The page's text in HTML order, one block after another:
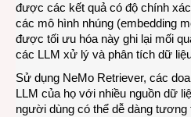
được các kết quả có độ chính
các mô hình nhúng (embedding
được tối ưu hóa này ghi lại mối
các LLM xử lý và phân tích dữ
Sử dụng NeMo Retriever, các
LLM của họ với nhiều nguồn dữ
người dùng có thể dễ dàng